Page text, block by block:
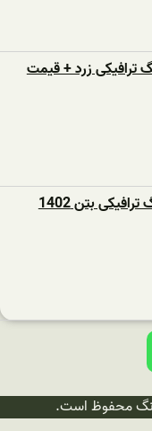
ترافیکی زرد + قیمت
بتن 1402
محفوظ است.